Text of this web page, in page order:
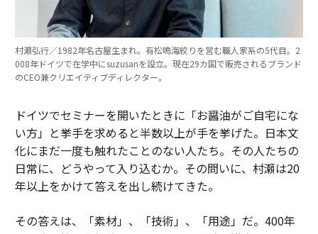
村瀬弘行／1982年名古屋生まれ。有松鳴海絞りを営む職人家系の5代目。2
008年ドイツで在学中にsuzusanを設立。現在29カ国で販売されるブランド
のCEO兼クリエイティブディレクター。
ドイツでセミナーを開いたときに「お醤油がご自宅にな
い方」と挙手を求めると半数以上が手を挙げた。日本文
化にまだ一度も触れたことのない人たち。その人たちの
日常に、どうやって入り込むか。その問いに、村瀬は20
年以上をかけて答えを出し続けてきた。
その答えは、「素材」、「技術」、「用途」だ。400年